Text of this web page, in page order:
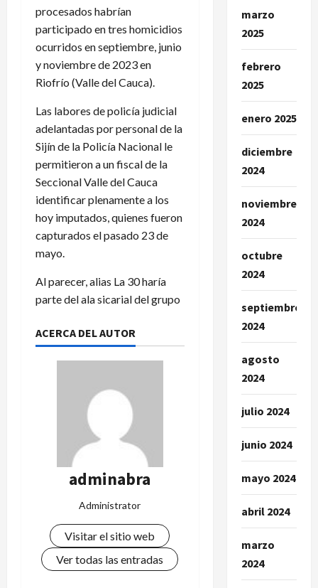
procesados habrían
participado en tres homicidios
ocurridos en septiembre, junio
y noviembre de 2023 en
Riofrío (Valle del Cauca).
Las labores de policía judicial
adelantadas por personal de la
Sijín de la Policía Nacional le
permitieron a un fiscal de la
Seccional Valle del Cauca
identificar plenamente a los
hoy imputados, quienes fueron
capturados el pasado 23 de
mayo.
Al parecer, alias La 30 haría
parte del ala sicarial del grupo
ACERCA DEL AUTOR
adminabra
Administrator
Visitar el sitio web
Ver todas las entradas
marzo
2025
febrero
2025
enero 2025
diciembre
2024
noviembre
2024
octubre
2024
septiembre
2024
agosto
2024
julio 2024
junio 2024
mayo 2024
abril 2024
marzo
2024